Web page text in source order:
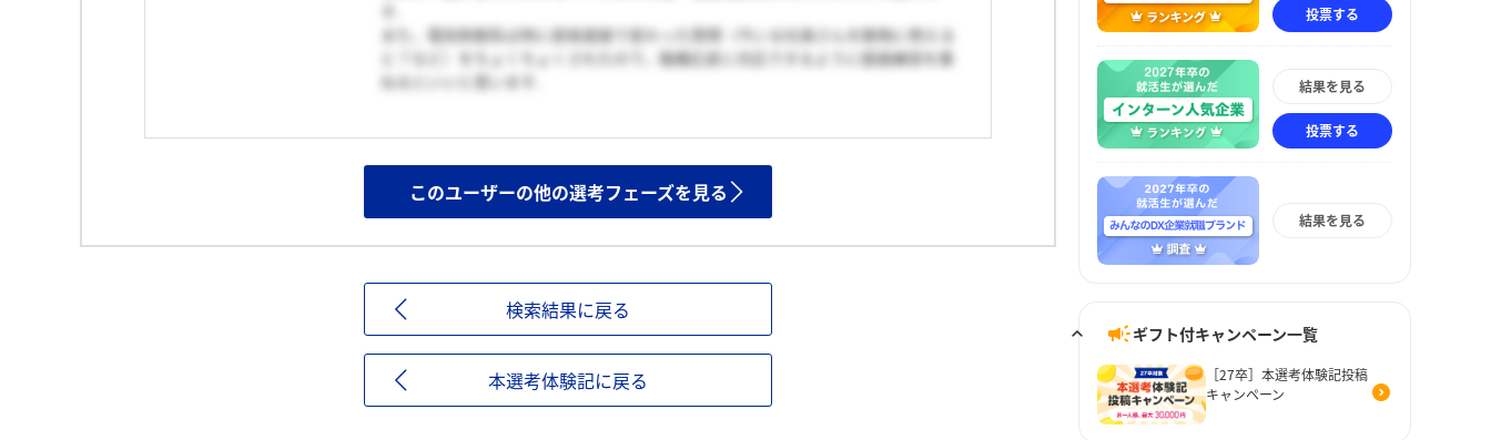
また，電気制御系は特に部長面接で変わった質問（今いる社員さんを動物に例える
と？など）をちょくちょくされたので，臨機応変に対応できるように面接練習を重
ねるといいと思います．
このユーザーの他の選考フェーズを見る
検索結果に戻る
本選考体験記に戻る
投票する
結果を見る
投票する
結果を見る
ギフト付キャンペーン一覧
［27卒］本選考体験記投稿
キャンペーン